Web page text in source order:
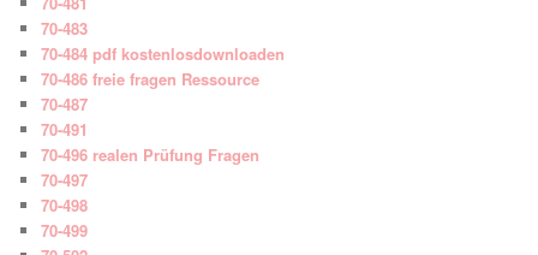
70-483
70-484 pdf kostenlosdownloaden
70-486 freie fragen Ressource
70-487
70-491
70-496 realen Prüfung Fragen
70-497
70-498
70-499